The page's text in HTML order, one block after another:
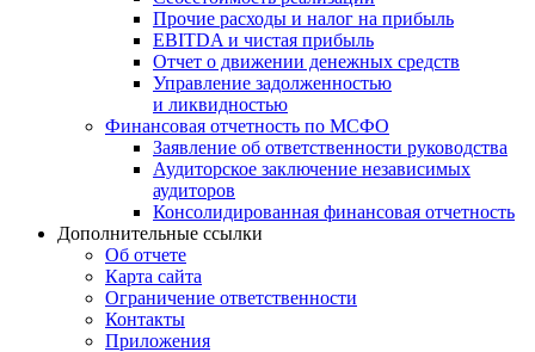
Прочие расходы и налог на прибыль
EBITDA и чистая прибыль
Отчет о движении денежных средств
Управление задолженностью
и ликвидностью
Финансовая отчетность по МСФО
Заявление об ответственности руководства
Аудиторское заключение независимых
аудиторов
Консолидированная финансовая отчетность
Дополнительные ссылки
Об отчете
Карта сайта
Ограничение ответственности
Контакты
Приложения